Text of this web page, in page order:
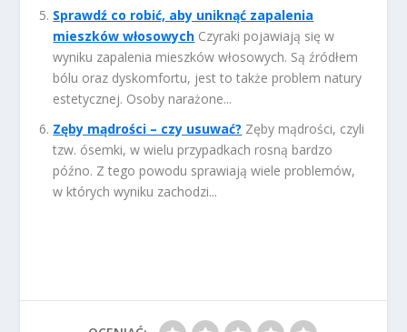
Sprawdź co robić, aby uniknąć zapalenia
mieszków włosowych Czyraki pojawiają się w
wyniku zapalenia mieszków włosowych. Są źródłem
bólu oraz dyskomfortu, jest to także problem natury
estetycznej. Osoby narażone...
Zęby mądrości – czy usuwać? Zęby mądrości, czyli
tzw. ósemki, w wielu przypadkach rosną bardzo
późno. Z tego powodu sprawiają wiele problemów,
w których wyniku zachodzi...